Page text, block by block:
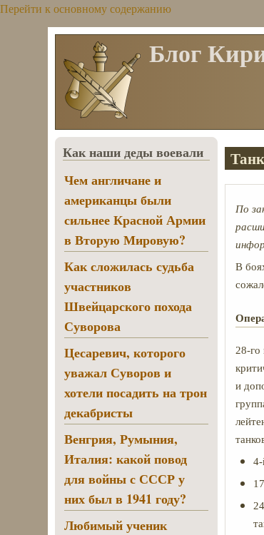
Перейти к основному содержанию
Блог
По
В
28-го
и
Как наши деды воевали
Чем англичане и
американцы были
сильнее Красной Армии
в Вторую Мировую?
Как сложилась судьба
участников
Швейцарского похода
Суворова
Цесаревич, которого
уважал Суворов и
хотели посадить на трон
декабристы
Венгрия, Румыния,
Италия: какой повод
для войны с СССР у
них был в 1941 году?
Любимый ученик